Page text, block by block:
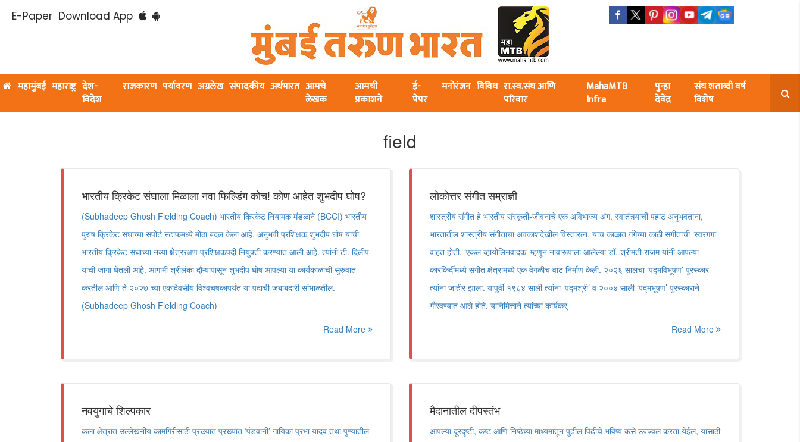
E-Paper Download App
महामुंबई महाराष्ट्र देश-
विदेश
राजकारण पर्यावरण अग्रलेख संपादकीय अर्थभारत आमचे
लेखक
आमची
प्रकाशने
ई-
पेपर
मनोरंजन विविध रा.स्व.संघ आणि
परिवार
MahaMTB
Infra
पुन्हा
देवेंद्र
संघ शताब्दी वर्ष
विशेष
field
भारतीय क्रिकेट संघाला मिळाला नवा फिल्डिंग कोच! कोण आहेत शुभदीप घोष?
(Subhadeep Ghosh Fielding Coach) भारतीय क्रिकेट नियामक मंडळाने (BCCI) भारतीय
पुरुष क्रिकेट संघाच्या सपोर्ट स्टाफमध्ये मोठा बदल केला आहे. अनुभवी प्रशिक्षक शुभदीप घोष यांची
भारतीय क्रिकेट संघाच्या नव्या क्षेत्ररक्षण प्रशिक्षकपदी नियुक्ती करण्यात आली आहे. त्यांनी टी. दिलीप
यांची जागा घेतली आहे. आगामी श्रीलंका दौऱ्यापासून शुभदीप घोष आपल्या या कार्यकाळाची सुरुवात
करतील आणि ते २०२७ च्या एकदिवसीय विश्वचषकापर्यंत या पदाची जबाबदारी सांभाळतील.
(Subhadeep Ghosh Fielding Coach)
Read More
लोकोत्तर संगीत सम्राज्ञी
शास्त्रीय संगीत हे भारतीय संस्कृती-जीवनाचे एक अविभाज्य अंग. स्वातंत्र्याची पहाट अनुभवताना,
भारतातील शास्त्रीय संगीताचा अवकाशदेखील विस्तारला. याच काळात गंगेच्या काठी संगीताची ‘स्वरगंगा’
वाहत होती. ‘एकल व्हायोलिनवादक’ म्हणून नावारूपाला आलेल्या डॉ. श्रीमती राजम यांनी आपल्या
कारकिर्दीमध्ये संगीत क्षेत्रामध्ये एक वेगळीच वाट निर्माण केली. २०२६ सालचा ‘पद्मविभूषण’ पुरस्कार
त्यांना जाहीर झाला. यापूर्वी १९८४ साली त्यांना ‘पद्मश्री’ व २००४ साली ‘पद्मभूषण’ पुरस्काराने
गौरवण्यात आले होते. यानिमित्ताने त्यांच्या कार्यकर्
Read More
नवयुगाचे शिल्पकार
कला क्षेत्रात उल्लेखनीय कामगिरीसाठी प्रख्यात प्रख्यात ‘पंडवानी’ गायिका प्रभा यादव तथा पुण्यातील
मैदानातील दीपस्तंभ
आपल्या दूरदृष्टी, कष्ट आणि निष्ठेच्या माध्यमातून पुढील पिढीचे भविष्य कसे उज्ज्वल करता येईल, यासाठी